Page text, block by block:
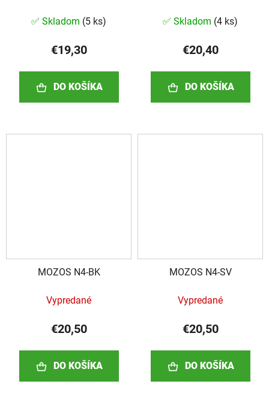
✅ Skladom (5 ks)
€19,30
DO KOŠÍKA
✅ Skladom (4 ks)
€20,40
DO KOŠÍKA
MOZOS N4-BK
Vypredané
€20,50
DO KOŠÍKA
MOZOS N4-SV
Vypredané
€20,50
DO KOŠÍKA